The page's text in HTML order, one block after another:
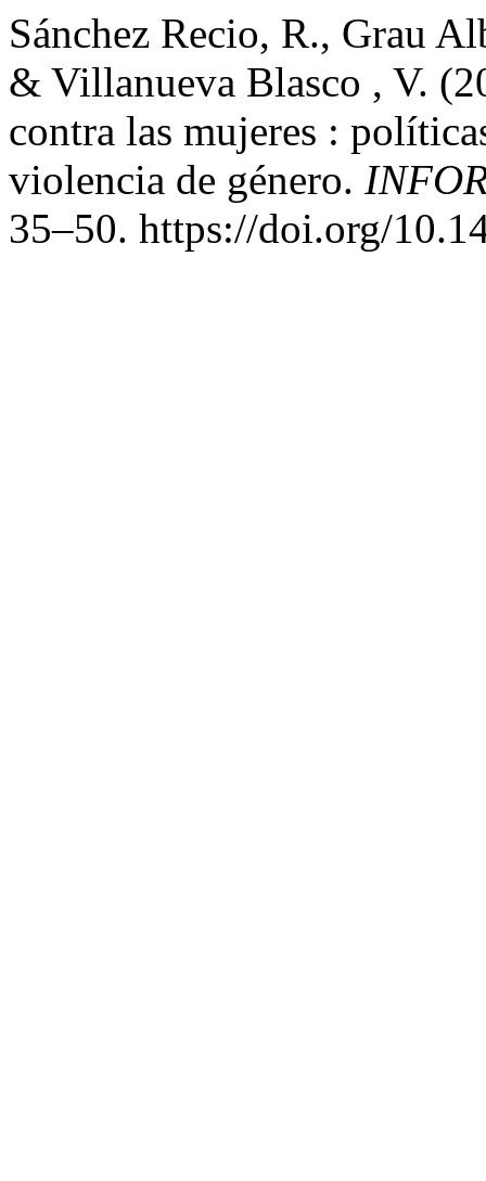
Sánchez Recio, R., Grau
& Villanueva Blasco , V.
contra las mujeres :
violencia de género.
35–50. https://doi.org/